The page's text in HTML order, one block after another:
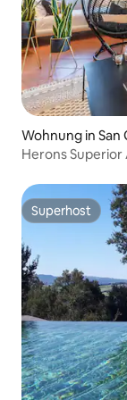
Wohnung in San
Herons
Superhost
Superhost